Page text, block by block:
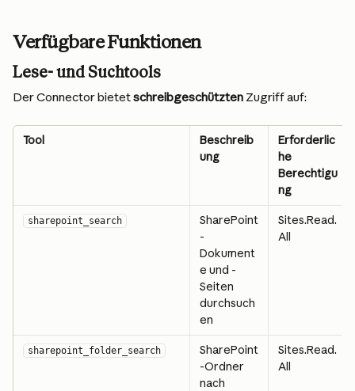
Verfügbare Funktionen
Lese- und Suchtools
Der Connector bietet schreibgeschützten Zugriff auf:
Tool
Beschreib
ung
Erforderlic
he
Berechtigu
ng
sharepoint_search
SharePoint
-
Dokument
e und -
Seiten
durchsuch
en
Sites.Read.
All
sharepoint_folder_search
SharePoint
-Ordner
nach
Sites.Read.
All